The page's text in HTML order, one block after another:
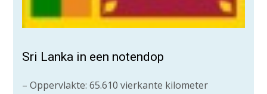
Sri Lanka in een notendop
– Oppervlakte: 65.610 vierkante kilometer